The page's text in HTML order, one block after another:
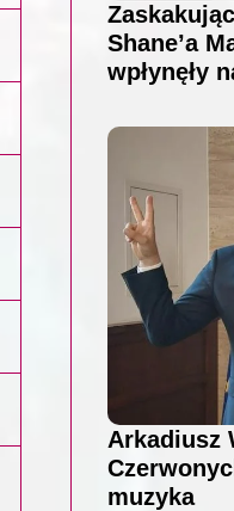
Shane’a
wpłynęły
Arkadiusz
muzyka